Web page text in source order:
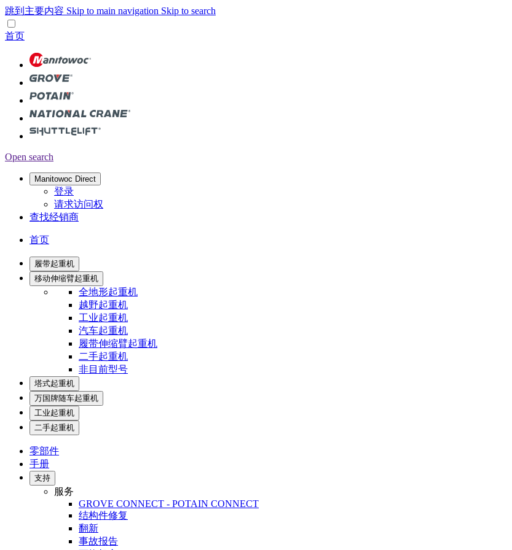
跳到主要内容 Skip to main navigation Skip to search
首页
Open search
Manitowoc Direct
登录
请求访问权
查找经销商
首页
履带起重机
移动伸缩臂起重机
全地形起重机
越野起重机
工业起重机
汽车起重机
履带伸缩臂起重机
二手起重机
非目前型号
塔式起重机
万国牌随车起重机
工业起重机
二手起重机
零部件
手册
支持
服务
GROVE CONNECT - POTAIN CONNECT
结构件修复
翻新
事故报告